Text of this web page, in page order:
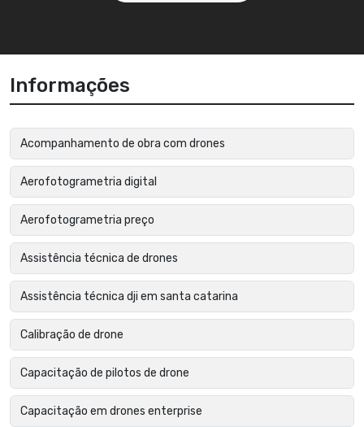
Informações
Acompanhamento de obra com drones
Aerofotogrametria digital
Aerofotogrametria preço
Assistência técnica de drones
Assistência técnica dji em santa catarina
Calibração de drone
Capacitação de pilotos de drone
Capacitação em drones enterprise